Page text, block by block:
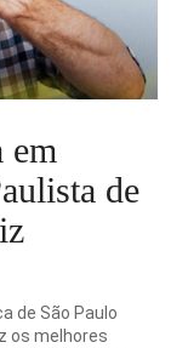
em
de
de São Paulo
os melhores